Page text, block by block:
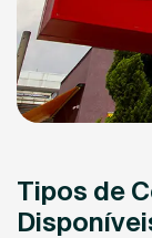
Tipos de